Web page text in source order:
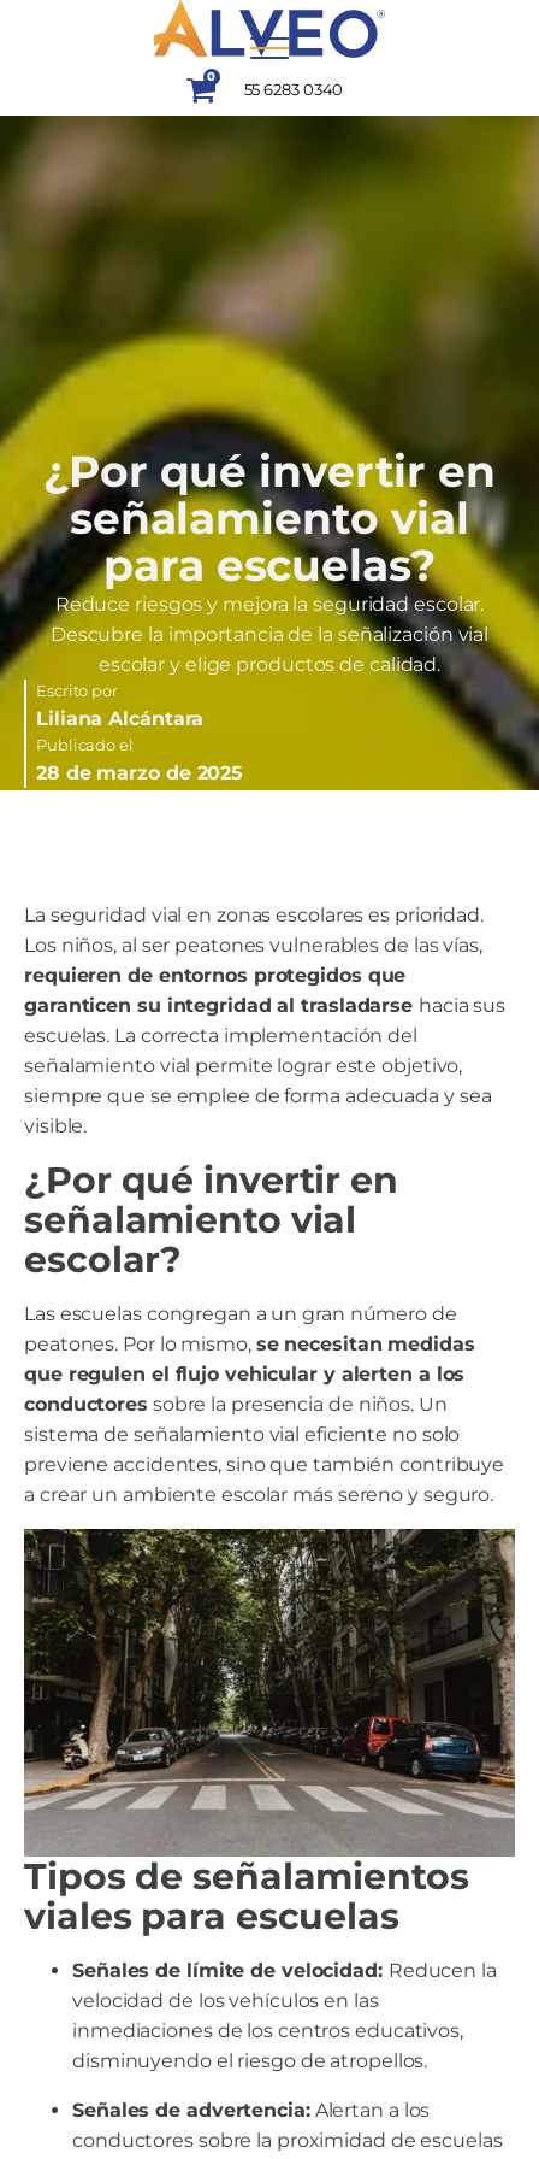
0
55 6283 0340
¿Por qué invertir en
señalamiento vial
para escuelas?
Reduce riesgos y mejora la seguridad escolar.
Descubre la importancia de la señalización vial
escolar y elige productos de calidad.
Escrito por
Liliana Alcántara
Publicado el
28 de marzo de 2025
La seguridad vial en zonas escolares es prioridad.
Los niños, al ser peatones vulnerables de las vías,
requieren de entornos protegidos que
garanticen su integridad al trasladarse hacia sus
escuelas. La correcta implementación del
señalamiento vial permite lograr este objetivo,
siempre que se emplee de forma adecuada y sea
visible.
¿Por qué invertir en
señalamiento vial
escolar?
Las escuelas congregan a un gran número de
peatones. Por lo mismo, se necesitan medidas
que regulen el flujo vehicular y alerten a los
conductores sobre la presencia de niños. Un
sistema de señalamiento vial eficiente no solo
previene accidentes, sino que también contribuye
a crear un ambiente escolar más sereno y seguro.
Tipos de señalamientos
viales para escuelas
Señales de límite de velocidad: Reducen la
velocidad de los vehículos en las
inmediaciones de los centros educativos,
disminuyendo el riesgo de atropellos.
Señales de advertencia:Alertan a los
conductores sobre la proximidad de escuelas